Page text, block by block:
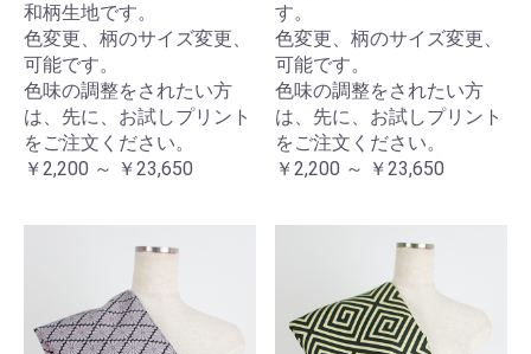
和柄生地です。
色変更、柄のサイズ変更、
可能です。
色味の調整をされたい方
は、先に、お試しプリント
をご注文ください。
￥2,200 ～ ￥23,650
す。
色変更、柄のサイズ変更、
可能です。
色味の調整をされたい方
は、先に、お試しプリント
をご注文ください。
￥2,200 ～ ￥23,650